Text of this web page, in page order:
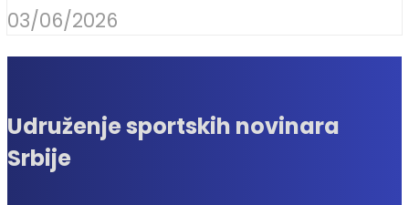
03/06/2026
Udruženje sportskih novinara
Srbije